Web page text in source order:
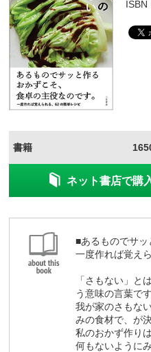
ISBN
書籍
ネット書店で購
■あるものでサッ
一度作れば覚え
「さもない」と
う意味の言葉です
我が家のさもな
みの食材で、が
私のおかず作り
何もないように